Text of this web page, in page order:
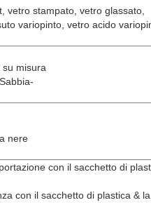
vetro stampato, vetro glassato,
variopinto, vetro acido
misura
nere
con il sacchetto di
con il sacchetto di plastica & la